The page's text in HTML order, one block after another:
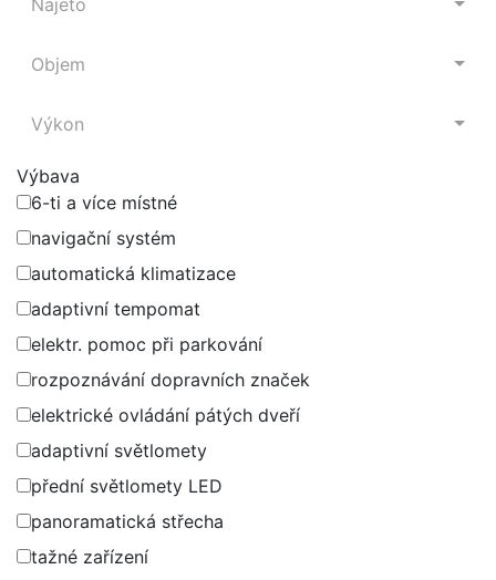
Najeto
Objem
Výkon
Výbava
6-ti a více místné
navigační systém
automatická klimatizace
adaptivní tempomat
elektr. pomoc při parkování
rozpoznávání dopravních značek
elektrické ovládání pátých dveří
adaptivní světlomety
přední světlomety LED
panoramatická střecha
tažné zařízení